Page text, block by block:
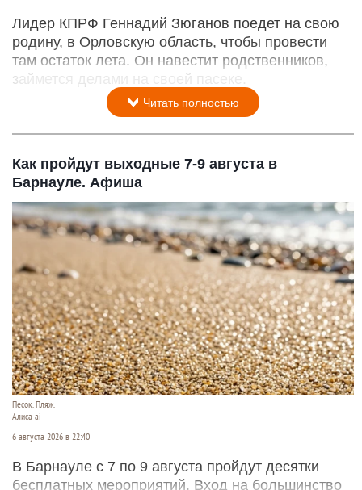
Лидер КПРФ Геннадий Зюганов поедет на свою
родину, в Орловскую область, чтобы провести
там остаток лета. Он навестит родственников,
займется делами на своей пасеке.
Читать полностью
Как пройдут выходные 7-9 августа в
Барнауле. Афиша
Песок. Пляж.
Алиса ai
6 августа 2026 в 22:40
В Барнауле с 7 по 9 августа пройдут десятки
бесплатных мероприятий. Вход на большинство